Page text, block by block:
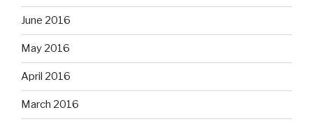
June 2016
May 2016
April 2016
March 2016